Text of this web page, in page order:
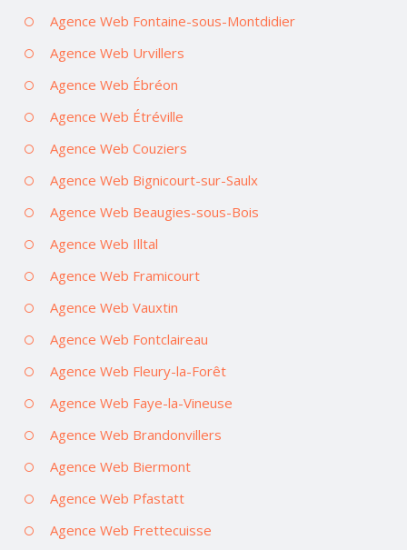
Agence Web Fontaine-sous-Montdidier
Agence Web Urvillers
Agence Web Ébréon
Agence Web Étréville
Agence Web Couziers
Agence Web Bignicourt-sur-Saulx
Agence Web Beaugies-sous-Bois
Agence Web Illtal
Agence Web Framicourt
Agence Web Vauxtin
Agence Web Fontclaireau
Agence Web Fleury-la-Forêt
Agence Web Faye-la-Vineuse
Agence Web Brandonvillers
Agence Web Biermont
Agence Web Pfastatt
Agence Web Frettecuisse